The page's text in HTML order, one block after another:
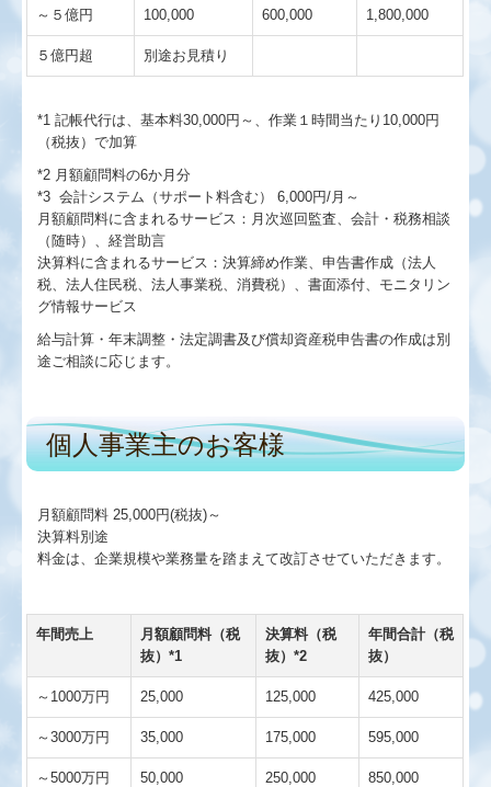
～５億円 100,000 600,000 1,800,000
５億円超 別途お見積り
*1 記帳代行は、基本料30,000円～、作業１時間当たり10,000円
（税抜）で加算
*2 月額顧問料の6か月分
*3 会計システム（サポート料含む） 6,000円/月～
月額顧問料に含まれるサービス：月次巡回監査、会計・税務相談
（随時）、経営助言
決算料に含まれるサービス：決算締め作業、申告書作成（法人
税、法人住民税、法人事業税、消費税）、書面添付、モニタリン
グ情報サービス
給与計算・年末調整・法定調書及び償却資産税申告書の作成は別
途ご相談に応じます。
個人事業主のお客様
月額顧問料 25,000円(税抜)～
決算料別途
料金は、企業規模や業務量を踏まえて改訂させていただきます。
年間売上
月額顧問料（税
抜）*1
決算料（税
抜）*2
年間合計（税
抜）
～1000万円 25,000 125,000 425,000
～3000万円 35,000 175,000 595,000
～5000万円 50,000 250,000 850,000